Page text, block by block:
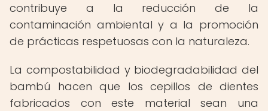
contribuye a la reducción de la
contaminación ambiental y a la promoción
de prácticas respetuosas con la naturaleza.
La compostabilidad y biodegradabilidad del
bambú hacen que los cepillos de dientes
fabricados con este material sean una